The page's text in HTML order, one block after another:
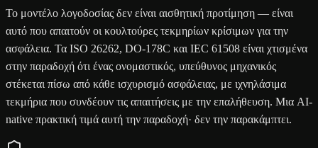
Το μοντέλο λογοδοσίας δεν είναι αισθητική προτίμηση — είναι
αυτό που απαιτούν οι κουλτούρες τεκμηρίων κρίσιμων για την
ασφάλεια. Τα ISO 26262, DO-178C και IEC 61508 είναι χτισμένα
στην παραδοχή ότι ένας ονομαστικός, υπεύθυνος μηχανικός
στέκεται πίσω από κάθε ισχυρισμό ασφάλειας, με ιχνηλάσιμα
τεκμήρια που συνδέουν τις απαιτήσεις με την επαλήθευση. Μια AI-
native πρακτική τιμά αυτή την παραδοχή· δεν την παρακάμπτει.